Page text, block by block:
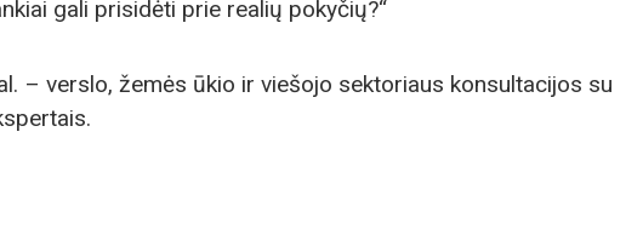
gali prisidėti prie realių pokyčių?“
– verslo, žemės ūkio ir viešojo sektoriaus konsultacijos su